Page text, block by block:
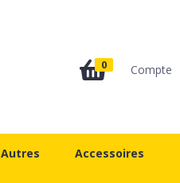
0 Compte
Autres Accessoires